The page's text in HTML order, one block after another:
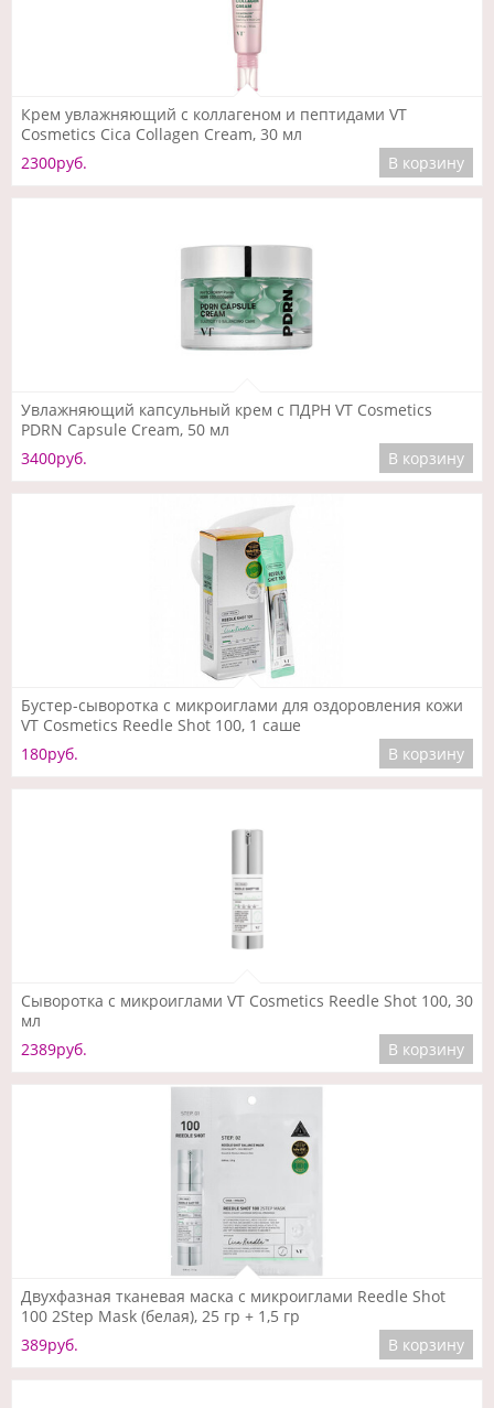
Крем увлажняющий с коллагеном и пептидами VT
Cosmetics Cica Collagen Cream, 30 мл
2300руб.
В корзину
Подробнее
Увлажняющий капсульный крем с ПДРН VT Cosmetics
PDRN Capsule Cream, 50 мл
3400руб.
В корзину
Бустер-сыворотка с микроиглами для оздоровления кожи
VT Cosmetics Reedle Shot 100, 1 саше
180руб.
В корзину
Подробнее
Сыворотка с микроиглами VT Cosmetics Reedle Shot 100, 30
мл
2389руб.
В корзину
Двухфазная тканевая маска с микроиглами Reedle Shot
100 2Step Mask (белая), 25 гр + 1,5 гр
389руб.
В корзину